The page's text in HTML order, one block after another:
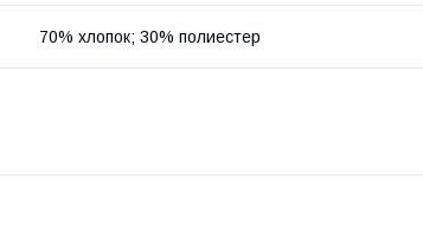
70% хлопок; 30% полиестер